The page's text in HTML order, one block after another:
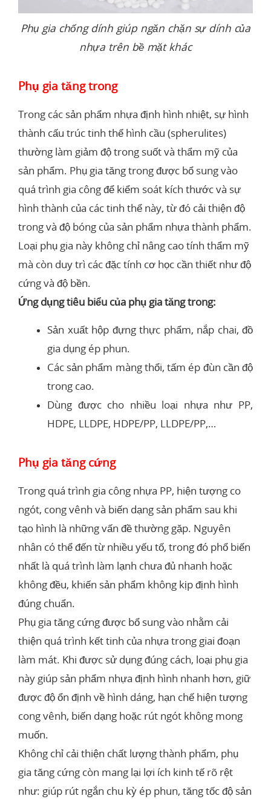
Phụ gia chống dính giúp ngăn chặn sự dính của
nhựa trên bề mặt khác
Phụ gia tăng trong
Trong các sản phẩm nhựa định hình nhiệt, sự hình
thành cấu trúc tinh thể hình cầu (spherulites)
thường làm giảm độ trong suốt và thẩm mỹ của
sản phẩm. Phụ gia tăng trong được bổ sung vào
quá trình gia công để kiểm soát kích thước và sự
hình thành của các tinh thể này, từ đó cải thiện độ
trong và độ bóng của sản phẩm nhựa thành phẩm.
Loại phụ gia này không chỉ nâng cao tính thẩm mỹ
mà còn duy trì các đặc tính cơ học cần thiết như độ
cứng và độ bền.
Ứng dụng tiêu biểu của phụ gia tăng trong:
Sản xuất hộp đựng thực phẩm, nắp chai, đồ
gia dụng ép phun.
Các sản phẩm màng thổi, tấm ép đùn cần độ
trong cao.
Dùng được cho nhiều loại nhựa như PP,
HDPE, LLDPE, HDPE/PP, LLDPE/PP,…
Phụ gia tăng cứng
Trong quá trình gia công nhựa PP, hiện tượng co
ngót, cong vênh và biến dạng sản phẩm sau khi
tạo hình là những vấn đề thường gặp. Nguyên
nhân có thể đến từ nhiều yếu tố, trong đó phổ biến
nhất là quá trình làm lạnh chưa đủ nhanh hoặc
không đều, khiến sản phẩm không kịp định hình
đúng chuẩn.
Phụ gia tăng cứng được bổ sung vào nhằm cải
thiện quá trình kết tinh của nhựa trong giai đoạn
làm mát. Khi được sử dụng đúng cách, loại phụ gia
này giúp sản phẩm nhựa định hình nhanh hơn, giữ
được độ ổn định về hình dáng, hạn chế hiện tượng
cong vênh, biến dạng hoặc rút ngót không mong
muốn.
Không chỉ cải thiện chất lượng thành phẩm, phụ
gia tăng cứng còn mang lại lợi ích kinh tế rõ rệt
như: giúp rút ngắn chu kỳ ép phun, tăng tốc độ sản